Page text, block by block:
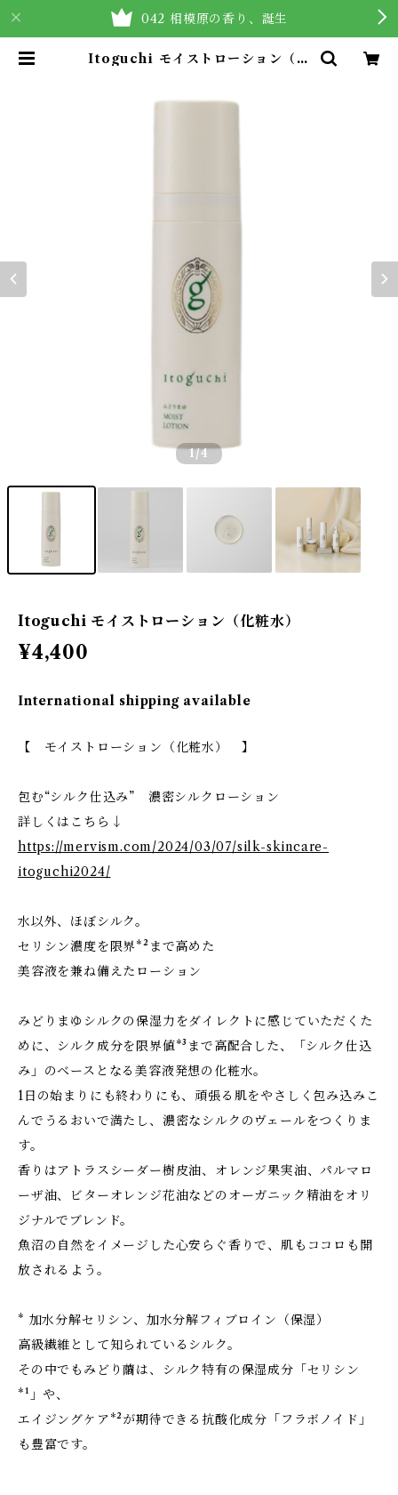
042 相模原の香り、誕生
Itoguchi モイストローション（化
1/4
Itoguchi モイストローション（化粧水）
¥4,400
International shipping available
【 モイストローション（化粧水） 】
包む“シルク仕込み” 濃密シルクローション
詳しくはこちら↓
https://mervism.com/2024/03/07/silk-skincare-
itoguchi2024/
水以外、ほぼシルク。
セリシン濃度を限界*²まで高めた
美容液を兼ね備えたローション
みどりまゆシルクの保湿力をダイレクトに感じていただくた
めに、シルク成分を限界値*³まで高配合した、「シルク仕込
み」のベースとなる美容液発想の化粧水。
1日の始まりにも終わりにも、頑張る肌をやさしく包み込みこ
んでうるおいで満たし、濃密なシルクのヴェールをつくりま
す。
香りはアトラスシーダー樹皮油、オレンジ果実油、パルマロ
ーザ油、ビターオレンジ花油などのオーガニック精油をオリ
ジナルでブレンド。
魚沼の自然をイメージした心安らぐ香りで、肌もココロも開
放されるよう。
* 加水分解セリシン、加水分解フィブロイン（保湿）
高級繊維として知られているシルク。
その中でもみどり繭は、シルク特有の保湿成分「セリシン
*¹」や、
エイジングケア*²が期待できる抗酸化成分「フラボノイド」
も豊富です。